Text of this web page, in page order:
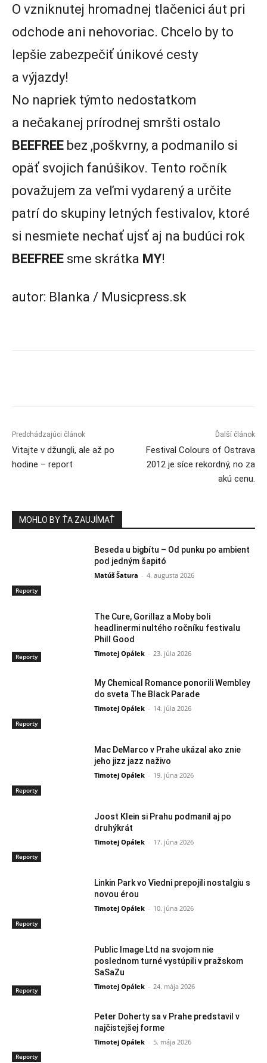
O vzniknutej hromadnej tlačenici áut pri
odchode ani nehovoriac. Chcelo by to
lepšie zabezpečiť únikové cesty
a výjazdy!
No napriek týmto nedostatkom
a nečakanej prírodnej smršti ostalo
BEEFREE bez ,poškvrny, a podmanilo si
opäť svojich fanúšikov. Tento ročník
považujem za veľmi vydarený a určite
patrí do skupiny letných festivalov, ktoré
si nesmiete nechať ujsť aj na budúci rok
BEEFREE sme skrátka MY!
autor: Blanka / Musicpress.sk
Predchádzajúci článok
Vitajte v džungli, ale až po
hodine – report
Ďalší článok
Festival Colours of Ostrava
2012 je síce rekordný, no za
akú cenu.
MOHLO BY ŤA ZAUJÍMAŤ
Reporty
Beseda u bigbítu – Od punku po ambient
pod jedným šapitó
Matúš Šatura - 4. augusta 2026
Reporty
The Cure, Gorillaz a Moby boli
headlinermi nultého ročníku festivalu
Phill Good
Timotej Opálek - 23. júla 2026
Reporty
My Chemical Romance ponorili Wembley
do sveta The Black Parade
Timotej Opálek - 14. júla 2026
Reporty
Mac DeMarco v Prahe ukázal ako znie
jeho jizz jazz naživo
Timotej Opálek - 19. júna 2026
Reporty
Joost Klein si Prahu podmanil aj po
druhýkrát
Timotej Opálek - 17. júna 2026
Reporty
Linkin Park vo Viedni prepojili nostalgiu s
novou érou
Timotej Opálek - 10. júna 2026
Reporty
Public Image Ltd na svojom nie
poslednom turné vystúpili v pražskom
SaSaZu
Timotej Opálek - 24. mája 2026
Reporty
Peter Doherty sa v Prahe predstavil v
najčistejšej forme
Timotej Opálek - 5. mája 2026